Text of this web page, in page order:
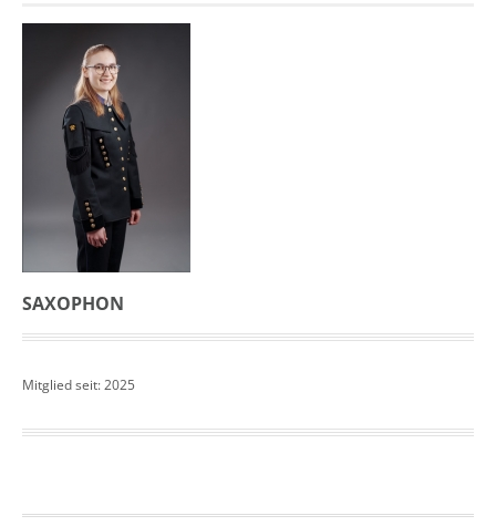
SAXOPHON
Mitglied seit: 2025